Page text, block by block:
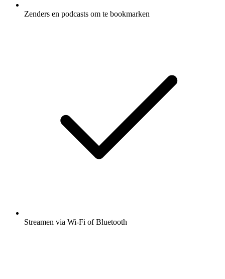
Zenders en podcasts om te bookmarken
Streamen via Wi-Fi of Bluetooth